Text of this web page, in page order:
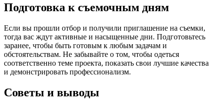
Подготовка к съемочным дням
Если вы прошли отбор и получили приглашение на съемки,
тогда вас ждут активные и насыщенные дни. Подготовьтесь
заранее, чтобы быть готовым к любым задачам и
обстоятельствам. Не забывайте о том, чтобы одеться
соответственно теме проекта, показать свои лучшие качества
и демонстрировать профессионализм.
Советы и выводы